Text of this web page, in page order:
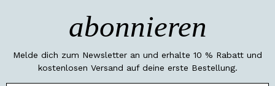
abonnieren
Melde dich zum Newsletter an und erhalte 10 % Rabatt und
kostenlosen Versand auf deine erste Bestellung.